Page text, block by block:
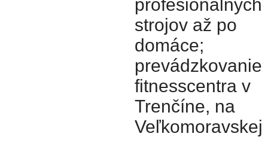
profesionálnych
strojov až po
domáce;
prevádzkovanie
fitnesscentra v
Trenčíne, na
Veľkomoravskej